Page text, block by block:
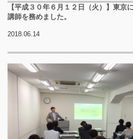
【平成３０年６月１２日（火）】東京
講師を務めました。
2018.06.14